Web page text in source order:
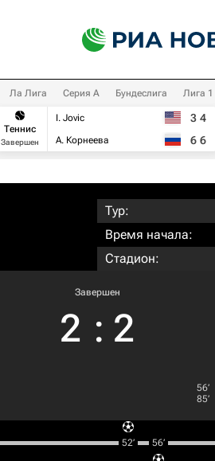
Ла Лига Серия А Бундеслига Лига 1
Теннис
Завершен
I. Jovic
А. Корнеева
3 4
6 6
Тур:
Время начала:
Стадион:
Завершен
2 : 2
56‎’‎
85‎’‎
52‎’‎ 56‎’‎